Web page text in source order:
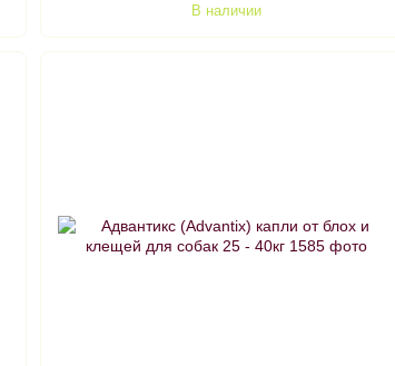
В наличии